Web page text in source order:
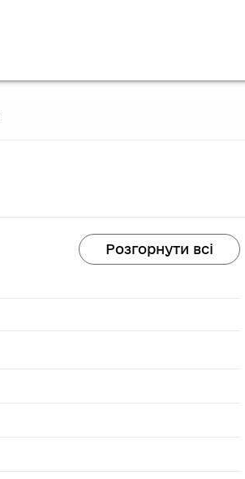
Розгорнути всі